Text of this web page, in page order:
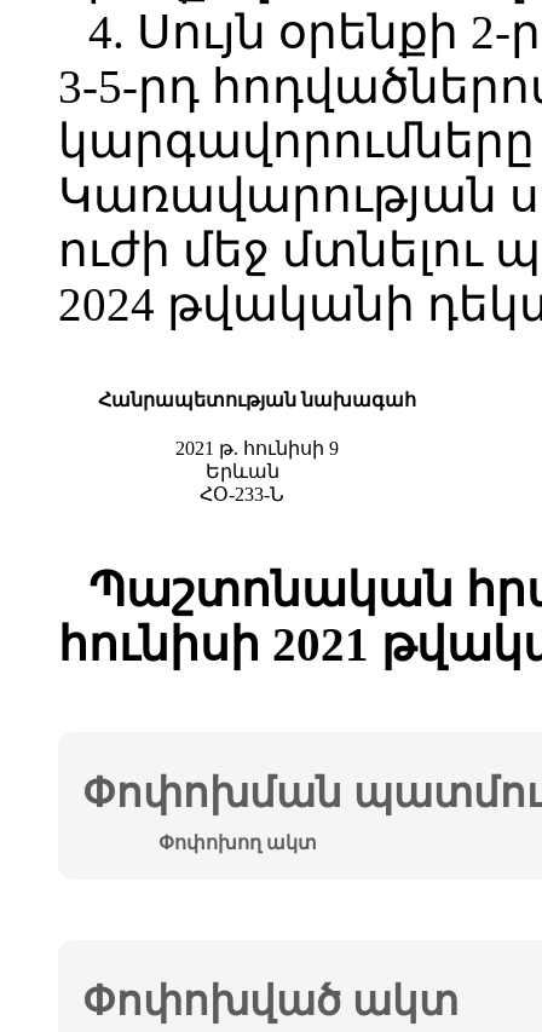
4. Սույն օրենքի
3-5-րդ
կարգավորումները
Կառավարության
ուժի մեջ մտնելու
2024 թվականի
Հանրապետության նախագահ
2021 թ. հունիսի 9
Երևան
ՀՕ-233-Ն
Պաշտոնական
հունիսի 2021
Փոփոխման
Փոփոխող ակտ
Փոփոխված ակտ